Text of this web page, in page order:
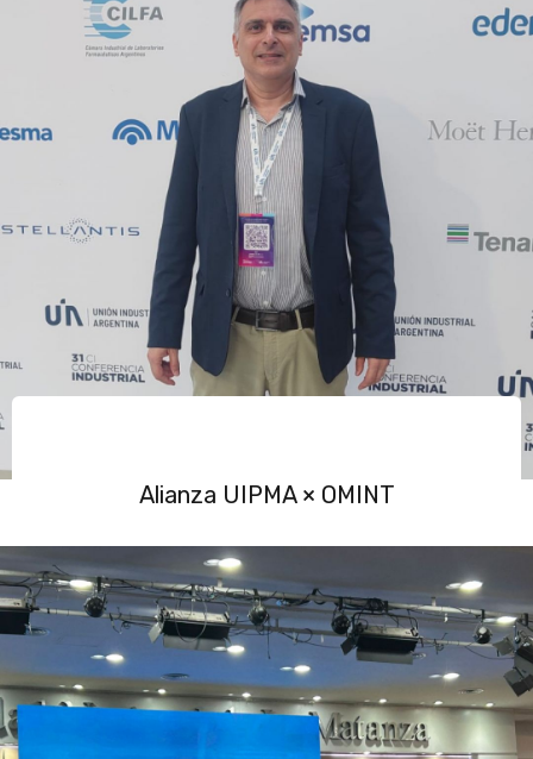
Alianza UIPMA × OMINT